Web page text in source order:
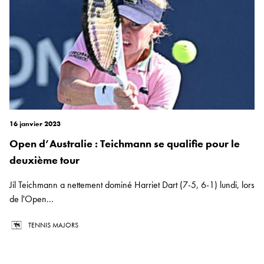
16 janvier 2023
Open d’Australie : Teichmann se qualifie pour le
deuxième tour
Jil Teichmann a nettement dominé Harriet Dart (7-5, 6-1) lundi, lors
de l'Open...
TENNIS MAJORS